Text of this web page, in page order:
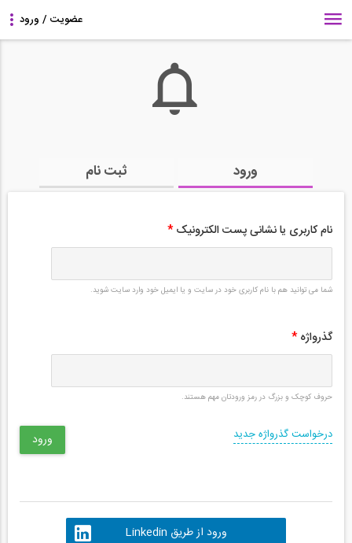
ورود ثبت نام
نام کاربری یا نشانی پست الکترونیک *
شما می توانید هم با نام کاربری خود در سایت و یا ایمیل خود وارد سایت شوید.
گذرواژه *
حروف کوچک و بزرگ در رمز ورودتان مهم هستند.
درخواست گذرواژه جدید
ورود از طریق Linkedin